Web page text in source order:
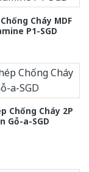
Cháy MDF
P1-SGD
Chống Cháy 2P
Gỗ-a-SGD